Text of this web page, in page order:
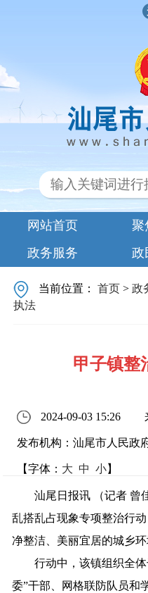
网站首页 聚
政务服务
政
当前位置：首页 >政
执法
甲子镇整
2024-09-03 15:26
发布机构：汕尾市人民政
【字体： 大 中 小】
汕尾日报讯 （记者 曾
乱搭乱占现象专项整治行
净整洁、美丽宜居的城乡环
行动中，该镇组织全体
委”干部、网格联防队员和